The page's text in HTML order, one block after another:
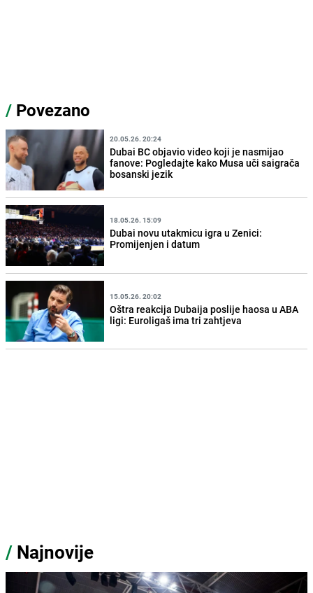
/ Povezano
20.05.26. 20:24
Dubai BC objavio video koji je nasmijao
fanove: Pogledajte kako Musa uči saigrača
bosanski jezik
18.05.26. 15:09
Dubai novu utakmicu igra u Zenici:
Promijenjen i datum
15.05.26. 20:02
Oštra reakcija Dubaija poslije haosa u ABA
ligi: Euroligaš ima tri zahtjeva
/ Najnovije